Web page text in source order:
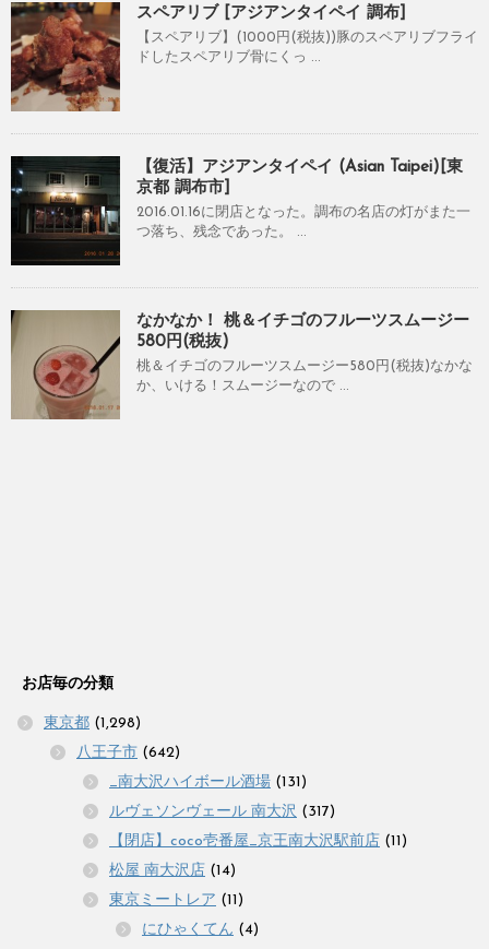
スペアリブ [アジアンタイペイ 調布]
【スペアリブ】(1000円(税抜))豚のスペアリブフライ
ドしたスペアリブ骨にくっ ...
【復活】アジアンタイペイ (Asian Taipei)[東
京都 調布市]
2016.01.16に閉店となった。調布の名店の灯がまた一
つ落ち、残念であった。 ...
なかなか！ 桃＆イチゴのフルーツスムージー
580円(税抜)
桃＆イチゴのフルーツスムージー580円(税抜)なかな
か、いける！スムージーなので ...
お店毎の分類
東京都 (1,298)
八王子市 (642)
_南大沢ハイボール酒場 (131)
ルヴェソンヴェール 南大沢 (317)
【閉店】coco壱番屋_京王南大沢駅前店 (11)
松屋 南大沢店 (14)
東京ミートレア (11)
にひゃくてん (4)